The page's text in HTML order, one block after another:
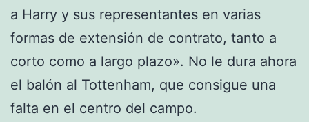
a Harry y sus representantes en varias
formas de extensión de contrato, tanto a
corto como a largo plazo». No le dura ahora
el balón al Tottenham, que consigue una
falta en el centro del campo.